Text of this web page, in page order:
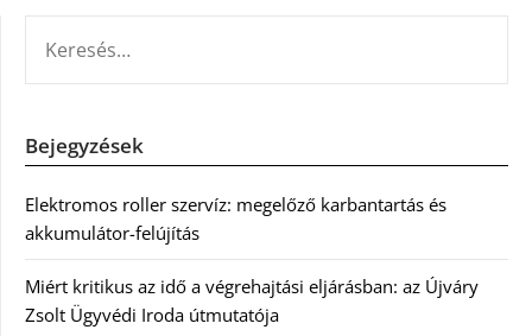
Bejegyzések
Elektromos roller szervíz: megelőző karbantartás és
akkumulátor-felújítás
Miért kritikus az idő a végrehajtási eljárásban: az Újváry
Zsolt Ügyvédi Iroda útmutatója